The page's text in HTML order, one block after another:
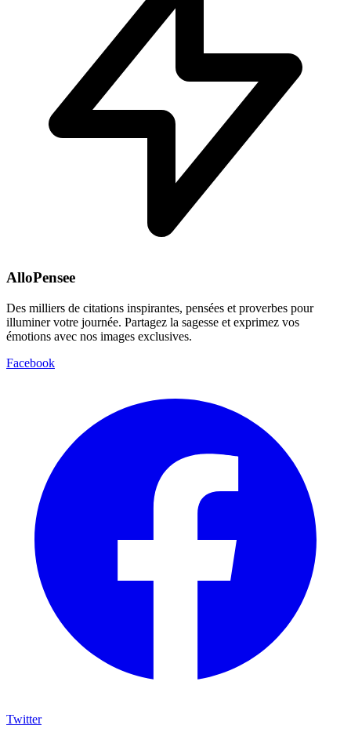
AlloPensee
Des milliers de citations inspirantes, pensées et proverbes pour
illuminer votre journée. Partagez la sagesse et exprimez vos
émotions avec nos images exclusives.
Facebook
Twitter